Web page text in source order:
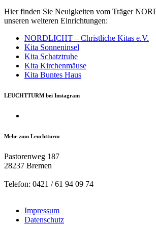
Hier finden Sie Neuigkeiten vom Träger
unseren weiteren Einrichtungen:
NORDLICHT – Christliche Kitas e.V.
Kita Sonneninsel
Kita Schatztruhe
Kita Kirchenmäuse
Kita Buntes Haus
LEUCHTTURM bei Instagram
Mehr zum Leuchtturm
Pastorenweg 187
28237 Bremen
Telefon: 0421 / 61 94 09 74
Impressum
Datenschutz